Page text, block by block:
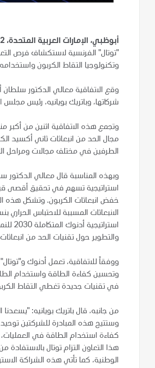
أبوظبي، الإمارات العربية المتحدة، 12 نوفمبر 2020:
"توتال" الفرنسية لاستكشاف فرص
وتكنولوجيا التقاط الكربون
وقع الاتفاقية معالي الدكتور سلطان
شركاتها، وباتريك بويانيه، رئيس مجلس
وتجمع هذه الاتفاقية اثنين من أكبر
مجال الحد من انبعاثات ثاني أكسيد
الطرفين في مختلف مجالات ومراحل
وبهذه المناسبة قال معالي الدكتور
استراتيجية تسهم في تحقيق أقصى
خفض انبعاثات الكربون. وتشكل هذه
والتطوير حول تقنيات الحد من
ووفقاً للاتفاقية، تعمل أدنوك
وتحسين كفاءة الطاقة واستخدام
في تقنيات جديدة تغطي التقاط
من جانبه، قال باتريك بويانيه:
وستتيح هذه المبادرة للشركتين
كفاءة استخدام الطاقة في
هذا التعاون التزام توتال
الوطنية، كما تأتي هذه الشراكة